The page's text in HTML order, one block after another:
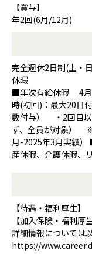
【賞与】
年2回(6月/12月)
完全週休2日制(土・
休暇
■年次有給休暇 4月
時(初回)：最大20日
数付与） ・2回目以
ず、全員が対象） ※
月-2025年3月実績）
産休暇、介護休暇、
【待遇・福利厚生】
【加入保険・福利厚
詳細情報については
https://